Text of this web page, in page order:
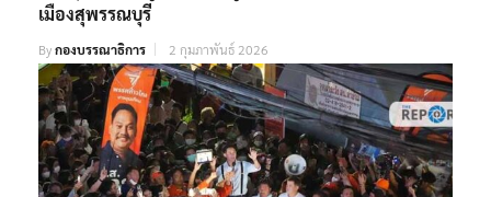
เมืองสุพรรณบุรี
Byกองบรรณาธิการ 2 กุมภาพันธ์ 2026